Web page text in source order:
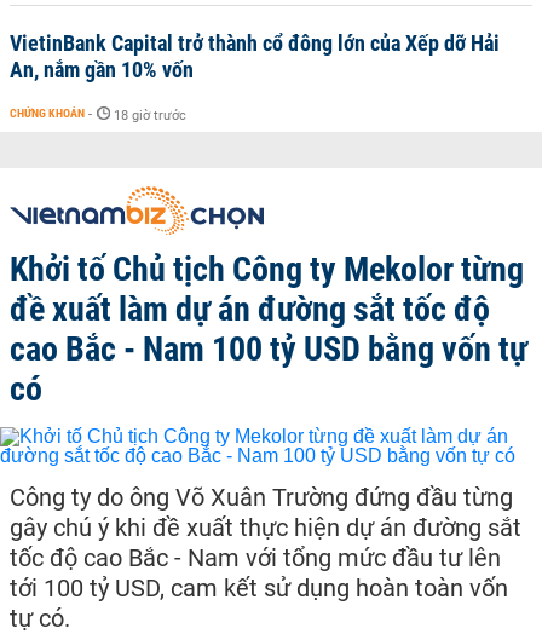
VietinBank Capital trở thành cổ đông lớn của Xếp dỡ Hải
An, nắm gần 10% vốn
CHỨNG KHOÁN - 18 giờ trước
Khởi tố Chủ tịch Công ty Mekolor từng
đề xuất làm dự án đường sắt tốc độ
cao Bắc - Nam 100 tỷ USD bằng vốn tự
có
Công ty do ông Võ Xuân Trường đứng đầu từng
gây chú ý khi đề xuất thực hiện dự án đường sắt
tốc độ cao Bắc - Nam với tổng mức đầu tư lên
tới 100 tỷ USD, cam kết sử dụng hoàn toàn vốn
tự có.